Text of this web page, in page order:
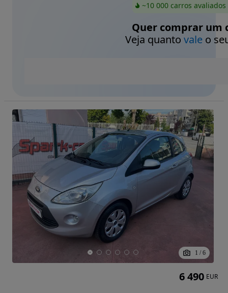
~10 000 carros
Quer comprar um
Veja quanto valeo
1 / 6
6 490 EUR